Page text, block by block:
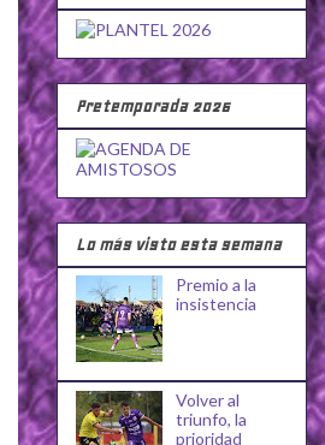
Pretemporada 2026
Lo más visto esta semana
Premio a la
insistencia
Volver al
triunfo, la
prioridad